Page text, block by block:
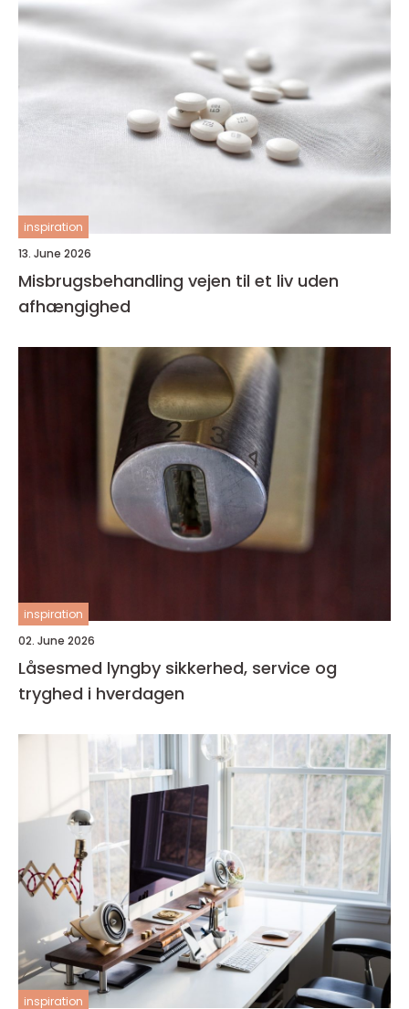
inspiration
13. June 2026
Misbrugsbehandling vejen til et liv uden
afhængighed
inspiration
02. June 2026
Låsesmed lyngby sikkerhed, service og
tryghed i hverdagen
inspiration